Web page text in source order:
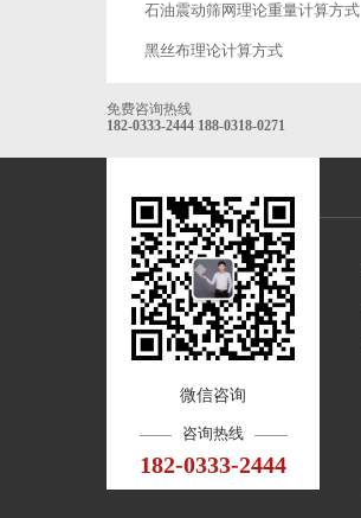
石油震动筛网理论重量计算方式
黑丝布理论计算方式
免费咨询热线
182-0333-2444 188-0318-0271
微信咨询
咨询热线
182-0333-2444